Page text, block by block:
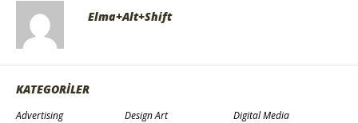
Elma+Alt+Shift
KATEGORİLER
Advertising
Design Art
Digital Media